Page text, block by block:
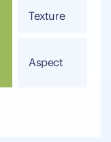
Texture
Aspect